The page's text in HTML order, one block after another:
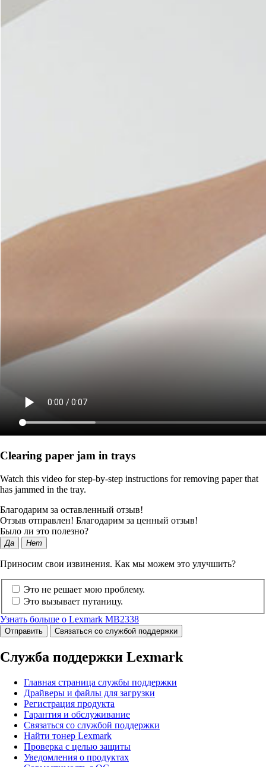
Clearing paper jam in trays
Watch this video for step-by-step instructions for removing paper that
has jammed in the tray.
Благодарим за оставленный отзыв!
Отзыв отправлен! Благодарим за ценный отзыв!
Было ли это полезно?
Да Нет
Приносим свои извинения. Как мы можем это улучшить?
Это не решает мою проблему.
Это вызывает путаницу.
Узнать больше о Lexmark MB2338
Отправить Связаться со службой поддержки
Служба поддержки Lexmark
Главная страница службы поддержки
Драйверы и файлы для загрузки
Регистрация продукта
Гарантия и обслуживание
Связаться со службой поддержки
Найти тонер Lexmark
Проверка с целью защиты
Уведомления о продуктах